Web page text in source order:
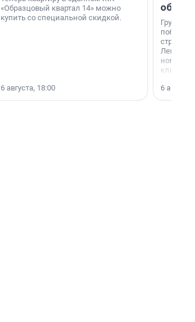
«Образцовый квартал 14» можно
купить со специальной скидкой.
6 августа, 18:00
Группа
области».
6